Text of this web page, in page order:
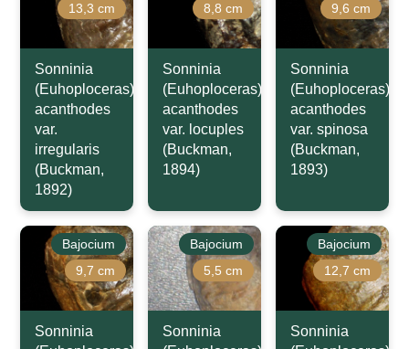
13,3 cm
Sonninia
(Euhoploceras)
acanthodes
var.
irregularis
(Buckman,
1892)
8,8 cm
Sonninia
(Euhoploceras)
acanthodes
var. locuples
(Buckman,
1894)
9,6 cm
Sonninia
(Euhoploceras)
acanthodes
var. spinosa
(Buckman,
1893)
Bajocium
9,7 cm
Sonninia
Bajocium
5,5 cm
Sonninia
Bajocium
12,7 cm
Sonninia